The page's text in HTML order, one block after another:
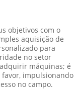
objetivos com o
aquisição de
para
no setor
máquinas; é
impulsionando
no campo.